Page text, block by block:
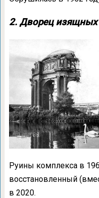
2. Дворец изящных
Руины комплекса в
восстановленный
в 2020.